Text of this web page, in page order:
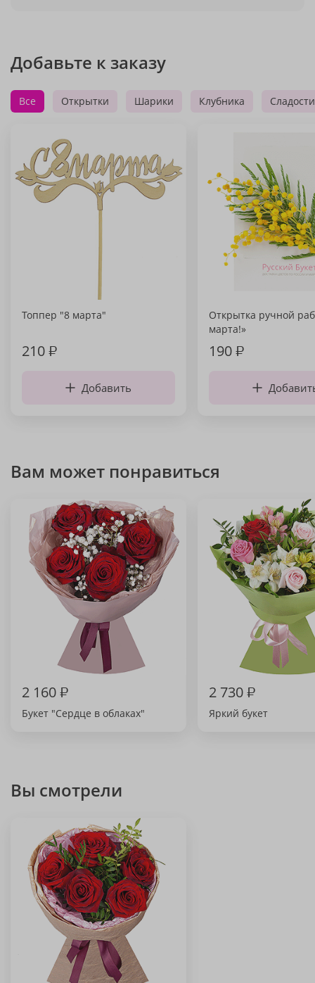
Добавьте к заказу
Все Открытки Шарики Клубника Сладости
Топпер "8 марта"
210₽
Добавить
Открытка ручной
марта!»
190₽
Вам может понравиться
2 160₽
Букет "Сердце в облаках"
2 730₽
Яркий букет
Вы смотрели